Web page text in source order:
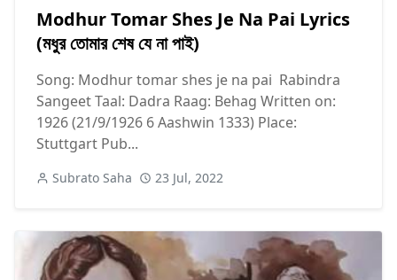
Modhur Tomar Shes Je Na Pai Lyrics
(মধুর তোমার শেষ যে না পাই)
Song: Modhur tomar shes je na pai Rabindra
Sangeet Taal: Dadra Raag: Behag Written on:
1926 (21/9/1926 6 Aashwin 1333) Place:
Stuttgart Pub...
Subrato Saha 23 Jul, 2022